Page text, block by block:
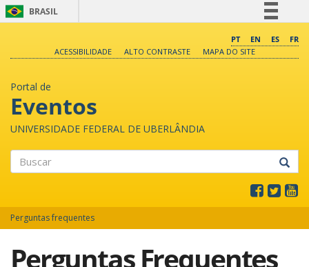
BRASIL
Comunica BR
PT EN ES
FR
ACESSIBILIDADE
ALTO CONTRASTE MAPA DO SITE
Portal de
Eventos
UNIVERSIDADE FEDERAL DE UBERLÂNDIA
Perguntas frequentes
Perguntas Frequentes